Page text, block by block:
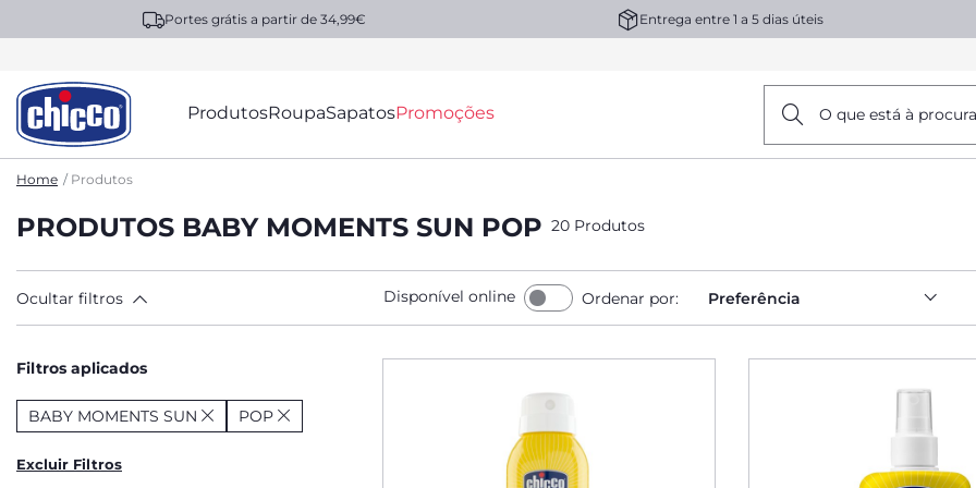
Portes grátis a partir de 34,99€ Entrega entre 1 a 5 dias úteis
ProdutosRoupaSapatosPromoções O que está à
Home Produtos
PRODUTOS BABY MOMENTS SUN POP 20 Produtos
Ocultar filtros Disponível online Ordenar por: Preferência
Filtros aplicados
BABY MOMENTS SUN POP
Excluir Filtros